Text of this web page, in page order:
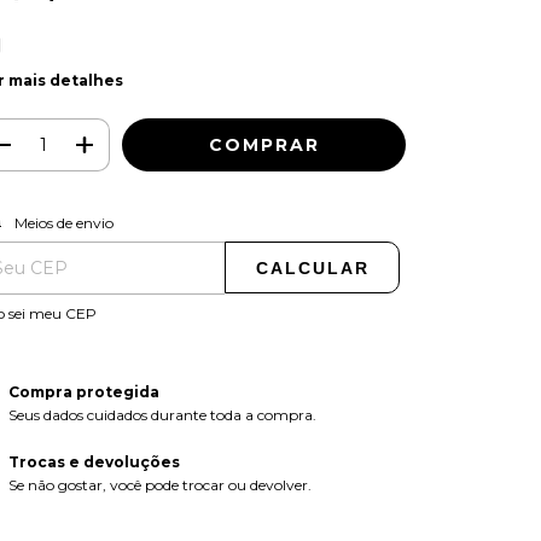
mais detalhes
para o CEP:
Meios de envio
CALCULAR
sei meu CEP
Compra protegida
Seus dados cuidados durante toda a compra.
Trocas e devoluções
Se não gostar, você pode trocar ou devolver.